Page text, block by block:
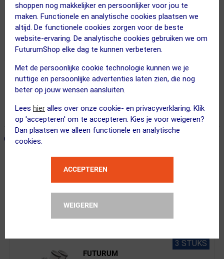
shoppen nog makkelijker en persoonlijker voor jou te
maken. Functionele en analytische cookies plaatsen we
altijd. De functionele cookies zorgen voor de beste
website-ervaring. De analytische cookies gebruiken we om
FuturumShop elke dag te kunnen verbeteren.
Met de persoonlijke cookie technologie kunnen we je
nuttige en persoonlijke advertenties laten zien, die nog
beter op jouw wensen aansluiten.
Lees hier alles over onze cookie- en privacyverklaring. Klik
op 'accepteren' om te accepteren. Kies je voor weigeren?
Dan plaatsen we alleen functionele en analytische
cookies.
ACCEPTEREN
WEIGEREN
Gratis verzending vanaf €49
365 dagen retourrecht
← Terug naar productnavigatie
ONZE AANBEVOLEN COMBINATIE
3 STUKS
FUTURUM